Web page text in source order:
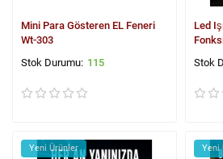
Mini Para Gösteren EL Feneri
Wt-303
115
Led
Yeni Ürünler Yeni